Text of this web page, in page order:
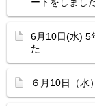
6月10日(水) 5
た
６月10日（水